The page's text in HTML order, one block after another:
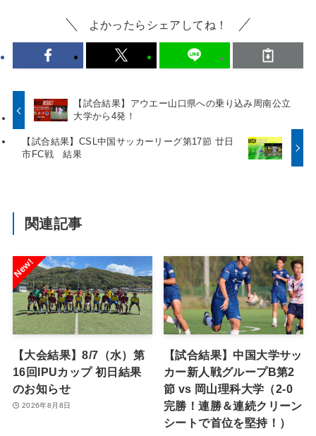
よかったらシェアしてね！
【試合結果】アウエー山口県への乗り込み周南公立
大学から4発！
【試合結果】CSL中国サッカーリーグ第17節 廿日
市FC戦 結果
関連記事
【大会結果】8/7（水）第
16回IPUカップ 初日結果
のお知らせ
2026年8月8日
【試合結果】中国大学サッ
カー新人戦グループB第2
節 vs 岡山理科大学（2-0
完勝！連勝＆連続クリーン
シートで首位を堅持！）